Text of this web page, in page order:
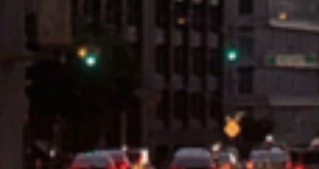
Petites et moyennes séries